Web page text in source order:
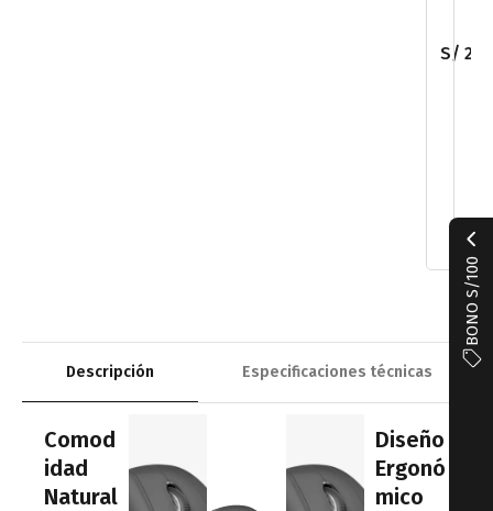
S/ c
0
S/
Descripción Especificaciones técnicas
Comod
idad
Natural
Diseño
Ergonó
mico
BONO S/100